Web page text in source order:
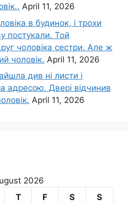
April 11, 2026
в будинок, і трохи
постукали. Той
чоловіка сестри. Але ж
чоловік. April 11, 2026
див ні листи і
адресою. Двері відчинив
April 11, 2026
2026
T F S S